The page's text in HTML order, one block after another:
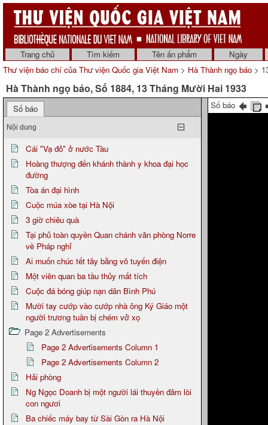
Trang chủ Tìm kiếm Tên ấn phẩm
Ngày
Thư viện báo chí của Thư viện Quốc gia Việt Nam > Hà Thành ngọ báo >
Hà Thành ngọ báo, Số 1884, 13 Tháng Mười Hai 1933
Số báo
Nội dung
Cái "Vạ đỏ" ở nước Tàu
Hoàng thượng đến khánh thành y khoa đại học
đường
Tòa án đại hình
Cuộc múa xòe tại Hà Nội
3 giờ chiêu quà
Tại phủ toàn quyền Quan chánh văn phòng Norre
về Pháp nghỉ
Ai muốn chúc tết tây bằng vô tuyến điện
Một viên quan ba tầu thủy mất tích
Cuộc đá bóng giúp nạn dân Bình Phú
Mười tay cướp vào cướp nhà ông Ký Giáo một
người trương tuần bị chém vỡ xọ
Page 2 Advertisements
Page 2 Advertisements Column 1
Page 2 Advertisements Column 2
Hải phòng
Ng Ngọc Doanh bị một người lái thuyền đâm lòi
con ngươi
Ba chiếc máy bay từ Sài Gòn ra Hà Nội
Số báo